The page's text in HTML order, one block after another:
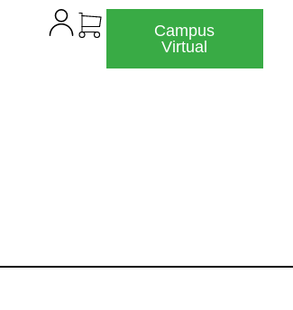
Campus
Virtual